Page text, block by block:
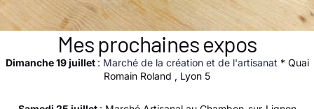
Mes prochaines expos
Dimanche 19 juillet : Marché de la création et de l'artisanat * Quai
Romain Roland , Lyon 5